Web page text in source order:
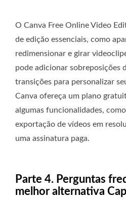
O Canva Free Online Video
de edição essenciais, como
redimensionar e girar
pode adicionar sobreposições
transições para personalizar
Canva ofereça um plano
algumas funcionalidades,
exportação de vídeos em
uma assinatura paga.
Parte 4. Perguntas
melhor alternativa